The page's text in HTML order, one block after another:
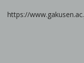
https://